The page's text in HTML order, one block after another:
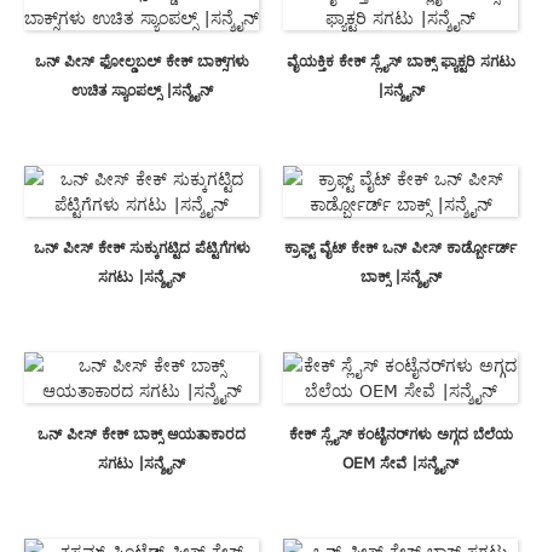
ಒನ್ ಪೀಸ್ ಫೋಲ್ಡಬಲ್ ಕೇಕ್ ಬಾಕ್ಸ್‌ಗಳು
ಉಚಿತ ಸ್ಯಾಂಪಲ್ಸ್ |ಸನ್ಶೈನ್
ವೈಯಕ್ತಿಕ ಕೇಕ್ ಸ್ಲೈಸ್ ಬಾಕ್ಸ್ ಫ್ಯಾಕ್ಟರಿ ಸಗಟು
|ಸನ್ಶೈನ್
ಒನ್ ಪೀಸ್ ಕೇಕ್ ಸುಕ್ಕುಗಟ್ಟಿದ ಪೆಟ್ಟಿಗೆಗಳು
ಸಗಟು |ಸನ್ಶೈನ್
ಕ್ರಾಫ್ಟ್ ವೈಟ್ ಕೇಕ್ ಒನ್ ಪೀಸ್ ಕಾರ್ಡ್ಬೋರ್ಡ್
ಬಾಕ್ಸ್ |ಸನ್ಶೈನ್
ಒನ್ ಪೀಸ್ ಕೇಕ್ ಬಾಕ್ಸ್ ಆಯತಾಕಾರದ
ಸಗಟು |ಸನ್ಶೈನ್
ಕೇಕ್ ಸ್ಲೈಸ್ ಕಂಟೈನರ್‌ಗಳು ಅಗ್ಗದ ಬೆಲೆಯ
OEM ಸೇವೆ |ಸನ್ಶೈನ್